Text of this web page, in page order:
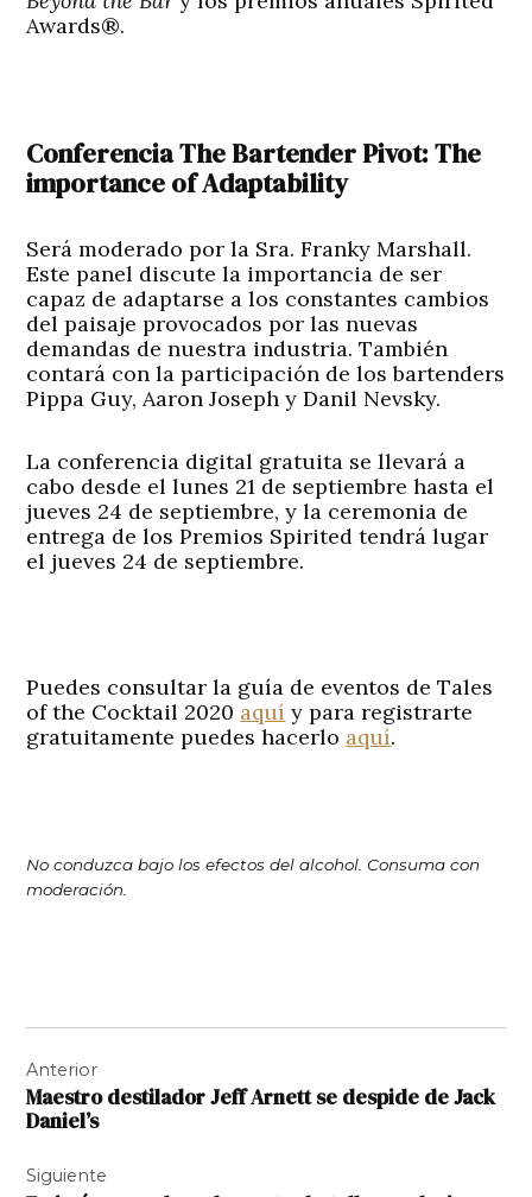
Awards®.
Conferencia The Bartender Pivot: The
importance of Adaptability
Será moderado por la Sra. Franky Marshall.
Este panel discute la importancia de ser
capaz de adaptarse a los constantes cambios
del paisaje provocados por las nuevas
demandas de nuestra industria. También
contará con la participación de los bartenders
Pippa Guy, Aaron Joseph y Danil Nevsky.
La conferencia digital gratuita se llevará a
cabo desde el lunes 21 de septiembre hasta el
jueves 24 de septiembre, y la ceremonia de
entrega de los Premios Spirited tendrá lugar
el jueves 24 de septiembre.
Puedes consultar la guía de eventos de Tales
of the Cocktail 2020 aquí y para registrarte
gratuitamente puedes hacerlo aquí.
No conduzca bajo los efectos del alcohol. Consuma con
moderación.
de
entradas
Anterior
Maestro destilador Jeff Arnett se despide de Jack
Daniel’s
Siguiente